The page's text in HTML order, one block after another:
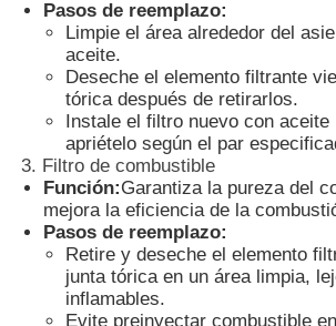
Productos
Sobre nosotros
Recorrido por la fábrica
Control de calidad
Pasos de reemplazo:
Limpie el área alrededor del
aceite.
Deseche el elemento filtrante
tórica después de retirarlos.
Instale el filtro nuevo con aceite
apriételo según el par
3. Filtro de combustible
Función:Garantiza la pureza del
mejora la eficiencia de la
Pasos de reemplazo:
Retire y deseche el elemento
junta tórica en un área limpia,
inflamables.
Evite preinyectar combustible